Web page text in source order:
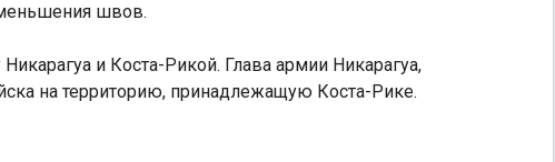
швов.
и Коста-Рикой. Глава армии Никарагуа,
на территорию, принадлежащую Коста-Рике.